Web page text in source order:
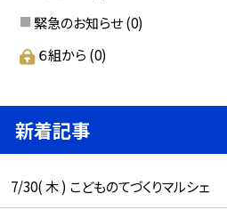
緊急のお知らせ (0)
６組から (0)
新着記事
7/30( 木 ) こどものてづくりマルシェ